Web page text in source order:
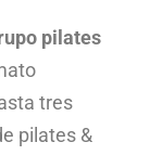
pilates
tres
pilates &